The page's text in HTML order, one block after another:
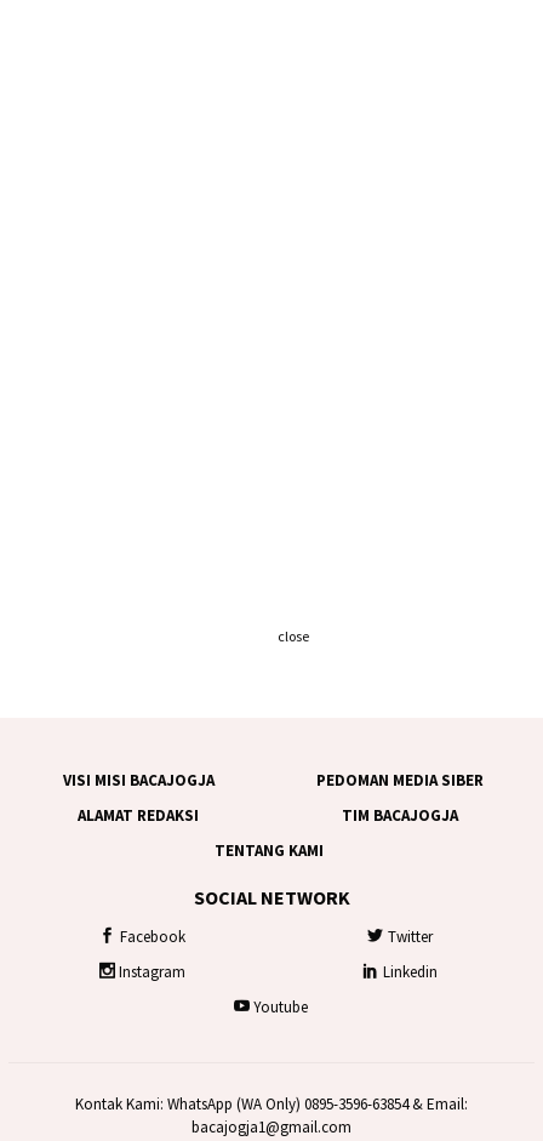
VISI MISI BACAJOGJA
PEDOMAN MEDIA SIBER
ALAMAT REDAKSI
TIM BACAJOGJA
TENTANG KAMI
SOCIAL NETWORK
Facebook
Twitter
Instagram
Linkedin
Youtube
Kontak Kami: WhatsApp (WA Only) 0895-3596-63854 & Email:
bacajogja1@gmail.com
close